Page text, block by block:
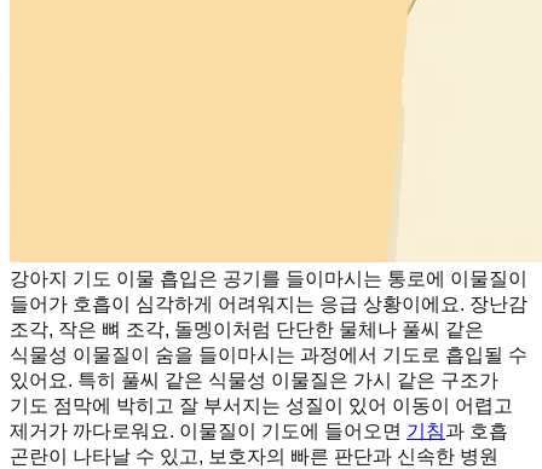
강아지 기도 이물 흡입은 공기를 들이마시는 통로에 이물질이
들어가 호흡이 심각하게 어려워지는 응급 상황이에요. 장난감
조각, 작은 뼈 조각, 돌멩이처럼 단단한 물체나 풀씨 같은
식물성 이물질이 숨을 들이마시는 과정에서 기도로 흡입될 수
있어요. 특히 풀씨 같은 식물성 이물질은 가시 같은 구조가
기도 점막에 박히고 잘 부서지는 성질이 있어 이동이 어렵고
제거가 까다로워요. 이물질이 기도에 들어오면 기침과 호흡
곤란이 나타날 수 있고, 보호자의 빠른 판단과 신속한 병원